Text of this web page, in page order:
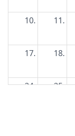
10. 11.
17. 18.
24. 25.